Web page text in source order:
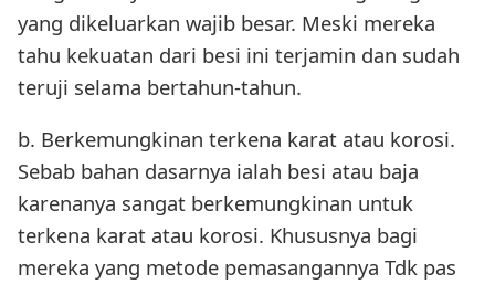
yang dikeluarkan wajib besar. Meski mereka
tahu kekuatan dari besi ini terjamin dan sudah
teruji selama bertahun-tahun.
b. Berkemungkinan terkena karat atau korosi.
Sebab bahan dasarnya ialah besi atau baja
karenanya sangat berkemungkinan untuk
terkena karat atau korosi. Khususnya bagi
mereka yang metode pemasangannya Tdk pas